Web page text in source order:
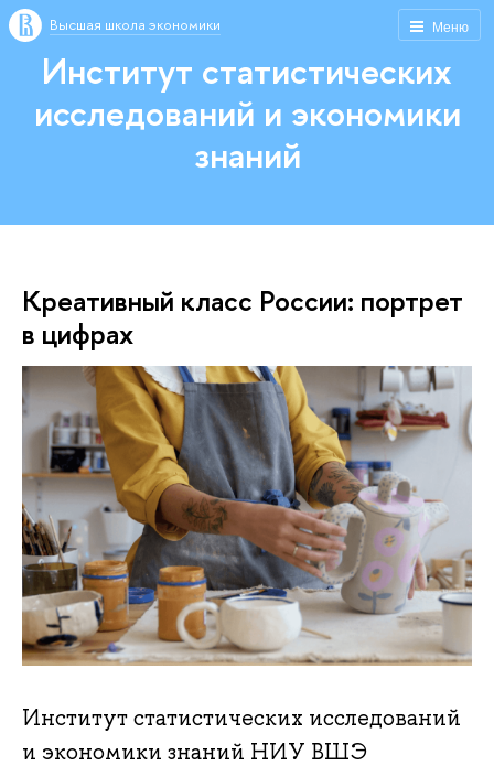
Меню
Высшая школа экономики
Институт статистических
исследований и экономики
знаний
Креативный класс России: портрет
в цифрах
Институт статистических исследований
и экономики знаний НИУ ВШЭ